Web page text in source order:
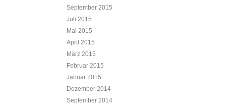
September 2015
Juli 2015
Mai 2015
April 2015
März 2015
Februar 2015
Januar 2015
Dezember 2014
September 2014